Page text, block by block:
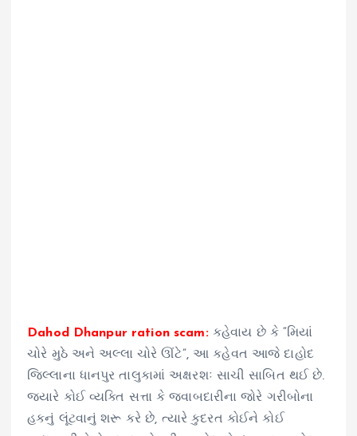
Dahod Dhanpur ration scam:કહેવાય છે કે “મિયાં
ચોરે મુઠે અને અલ્લા ચોરે ઊંટે”, આ કહેવત આજે દાહોદ
જિલ્લાના ધાનપુર તાલુકામાં અક્ષરશઃ સાચી સાબિત થઈ છે.
જ્યારે કોઈ વ્યક્તિ સત્તા કે જવાબદારીના જોરે ગરીબોના
હકનું લૂંટવાનું શરૂ કરે છે, ત્યારે કુદરત કોઈને કોઈ